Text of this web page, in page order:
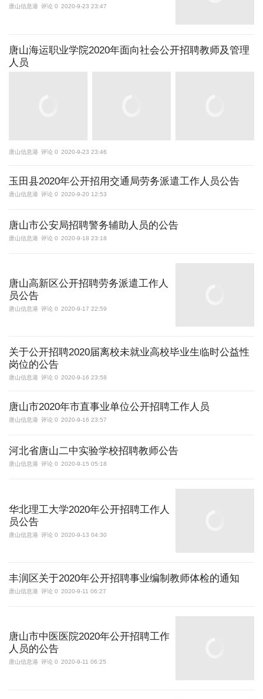
唐山信息港 评论 0 2020-9-23 23:47
唐山海运职业学院2020年面向社会公开招聘教师及管理
人员
唐山信息港 评论 0 2020-9-23 23:46
玉田县2020年公开招用交通局劳务派遣工作人员公告
唐山信息港 评论 0 2020-9-20 12:53
唐山市公安局招聘警务辅助人员的公告
唐山信息港 评论 0 2020-9-18 23:18
唐山高新区公开招聘劳务派遣工作人
员公告
唐山信息港 评论 0 2020-9-17 22:59
关于公开招聘2020届离校未就业高校毕业生临时公益性
岗位的公告
唐山信息港 评论 0 2020-9-16 23:58
唐山市2020年市直事业单位公开招聘工作人员
唐山信息港 评论 0 2020-9-16 23:57
河北省唐山二中实验学校招聘教师公告
唐山信息港 评论 0 2020-9-15 05:18
华北理工大学2020年公开招聘工作人
员公告
唐山信息港 评论 0 2020-9-13 04:30
丰润区关于2020年公开招聘事业编制教师体检的通知
唐山信息港 评论 0 2020-9-11 06:27
唐山市中医医院2020年公开招聘工作
人员的公告
唐山信息港 评论 0 2020-9-11 06:25